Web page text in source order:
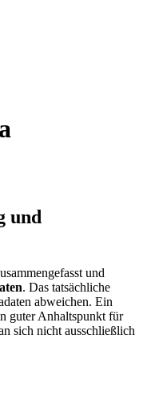
und
und
. Das tatsächliche
abweichen. Ein
guter Anhaltspunkt für
sich nicht ausschließlich